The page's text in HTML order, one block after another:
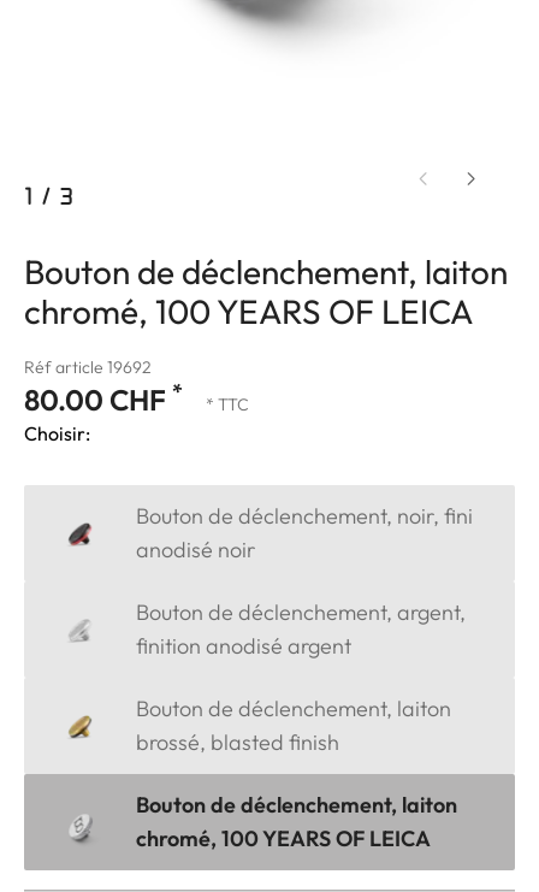
1 / 3
Bouton de déclenchement, laiton
chromé, 100 YEARS OF LEICA
Réf article 19692
80.00 CHF * * TTC
Choisir:
Bouton de déclenchement, noir, fini
anodisé noir
Bouton de déclenchement, argent,
finition anodisé argent
Bouton de déclenchement, laiton
brossé, blasted finish
Bouton de déclenchement, laiton
chromé, 100 YEARS OF LEICA